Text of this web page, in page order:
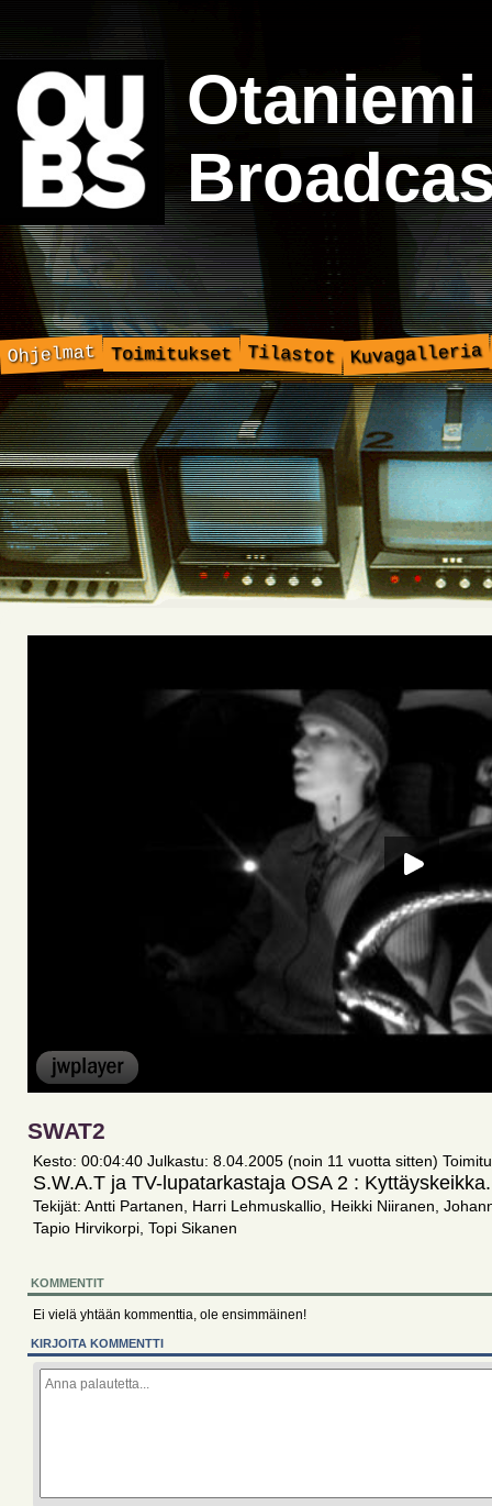
Ohjelmat Toimitukset Tilastot Kuvagalleria
SWAT2
Kesto: 00:04:40 Julkastu: 8.04.2005 (noin 11 vuotta sitten)
S.W.A.T ja TV-lupatarkastaja OSA 2 : Kyttäyskeikka.
Tekijät: Antti Partanen, Harri Lehmuskallio, Heikki Niiranen,
Tapio Hirvikorpi, Topi Sikanen
KOMMENTIT
Ei vielä yhtään kommenttia, ole ensimmäinen!
KIRJOITA KOMMENTTI